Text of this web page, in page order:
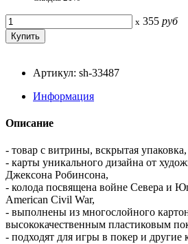
x 355 руб
Артикул: sh-33487
Информация
Описание
- товар с витрины, вскрытая упаковка,
- карты уникального дизайна от
Джексона Робинсона,
- колода посвящена войне Севера и
American Civil War,
- выполнены из многослойного
высококачественным пластиковым
- подходят для игры в покер и другие